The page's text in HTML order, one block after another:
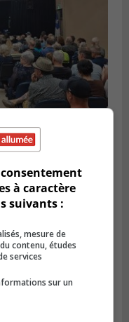
curieux à
à caractère
suivants :
mesure de
contenu, études
services
sur un